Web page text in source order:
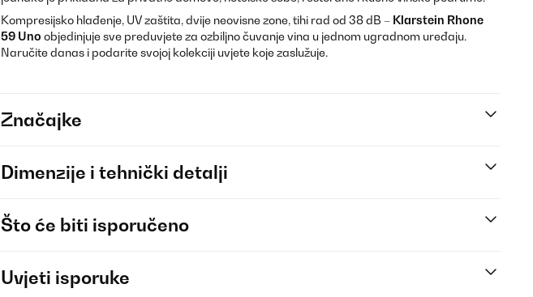
Kompresijsko hlađenje, UV zaštita, dvije neovisne zone, tihi rad od 38 dB – Klarstein Rhone
59 Uno objedinjuje sve preduvjete za ozbiljno čuvanje vina u jednom ugradnom uređaju.
Naručite danas i podarite svojoj kolekciji uvjete koje zaslužuje.
Značajke
Dimenzije i tehnički detalji
Što će biti isporučeno
Uvjeti isporuke